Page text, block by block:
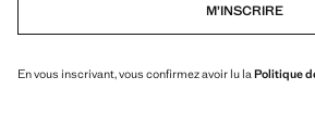
M’INSCRIRE
En vous inscrivant, vous confirmez avoir lu la Politique